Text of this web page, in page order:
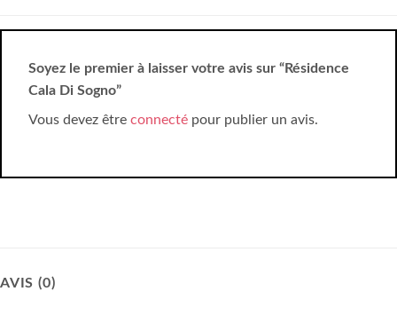
Soyez le premier à laisser votre avis sur “Résidence
Cala Di Sogno”
Vous devez être connecté pour publier un avis.
AVIS (0)